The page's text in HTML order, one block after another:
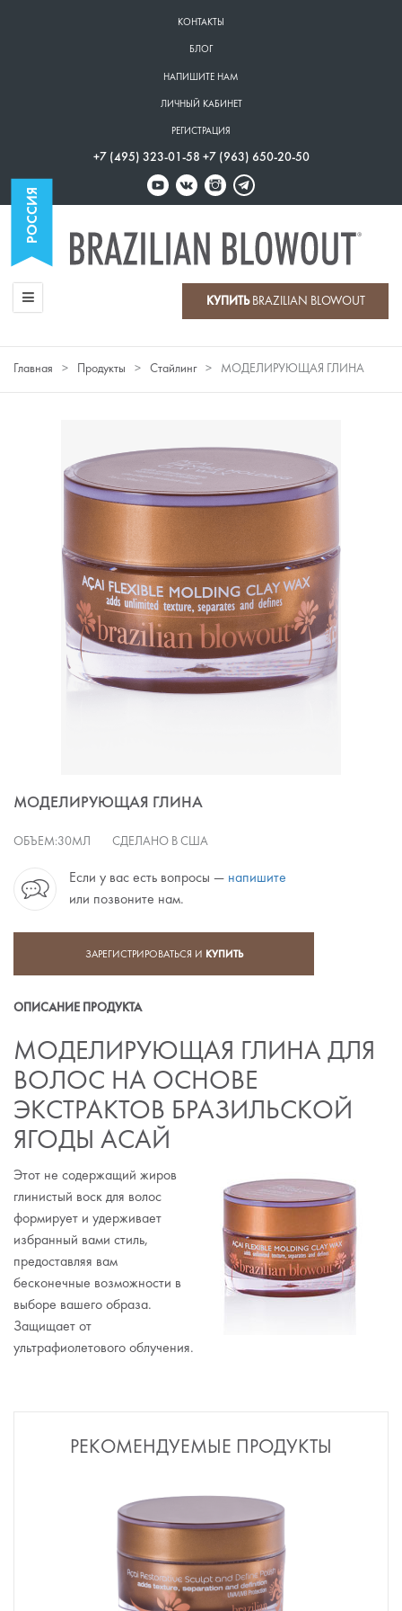
Верхнее
меню
КОНТАКТЫ
БЛОГ
НАПИШИТЕ НАМ
ЛИЧНЫЙ КАБИНЕТ
РЕГИСТРАЦИЯ
+7 (495) 323-01-58 +7 (963) 650-20-50
Главное
меню
КУПИТЬBRAZILIAN BLOWOUT
Строка
Главная Продукты Стайлинг МОДЕЛИРУЮЩАЯ ГЛИНА
МОДЕЛИРУЮЩАЯ ГЛИНА
ОБЪЕМ:30МЛ СДЕЛАНО В США
Если у вас есть вопросы — напишите
или позвоните нам.
ЗАРЕГИСТРИРОВАТЬСЯ И КУПИТЬ
ОПИСАНИЕ ПРОДУКТА
МОДЕЛИРУЮЩАЯ ГЛИНА ДЛЯ
ВОЛОС НА ОСНОВЕ
ЭКСТРАКТОВ БРАЗИЛЬСКОЙ
ЯГОДЫ АСАЙ
Этот не содержащий жиров
глинистый воск для волос
формирует и удерживает
избранный вами стиль,
предоставляя вам
бесконечные возможности в
выборе вашего образа.
Защищает от
ультрафиолетового облучения.
РЕКОМЕНДУЕМЫЕ ПРОДУКТЫ